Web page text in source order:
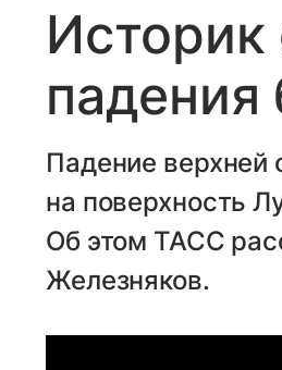
Историк
падения
Падение верхней
на поверхность
Об этом ТАСС
Железняков.